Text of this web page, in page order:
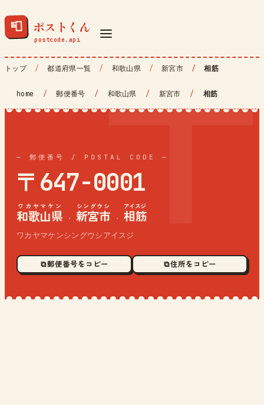
📮 ポストくん
トップ 都道府県一覧 和歌山県 新宮市 相筋
home / 郵便番号 / 和歌山県 / 新宮市 / 相筋
— 郵便番号 / POSTAL CODE —
〒647-0001
和歌山県
ワカヤマケン
· 新宮市
シングウシ
· 相筋
アイスジ
ワカヤマケンシングウシアイスジ
⧉ 郵便番号をコピー ⧉ 住所をコピー